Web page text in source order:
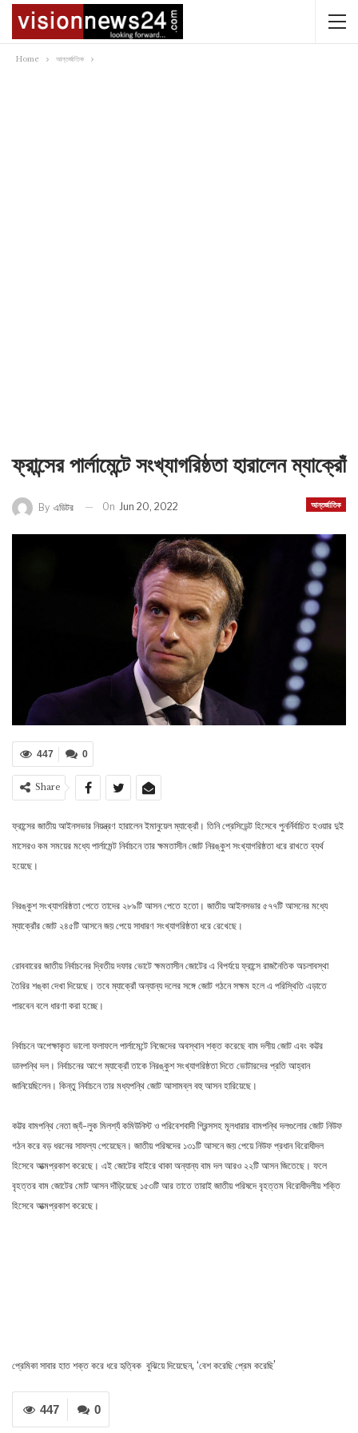
Home আন্তর্জাতিক
ফ্রান্সের পার্লামেন্টে সংখ্যাগরিষ্ঠতা হারালেন ম্যাক্রোঁ
আন্তর্জাতিক
By এডিটর On Jun 20, 2022
0
447
Share
ফ্রান্সের জাতীয় আইনসভার নিয়ন্ত্রণ হারালেন ইমানুয়েল ম্যাক্রোঁ। তিনি প্রেসিডেন্ট হিসেবে পুনর্নির্বাচিত হওয়ার দুই
মাসেরও কম সময়ের মধ্যে পার্লামেন্ট নির্বাচনে তার ক্ষমতাসীন জোট নিরঙ্কুশ সংখ্যাগরিষ্ঠতা ধরে রাখতে ব্যর্থ
হয়েছে।
নিরঙ্কুশ সংখ্যাগরিষ্ঠতা পেতে তাদের ২৮৯টি আসন পেতে হতো। জাতীয় আইনসভার ৫৭৭টি আসনের মধ্যে
ম্যাক্রোঁর জোট ২৪৫টি আসনে জয় পেয়ে সাধারণ সংখ্যাগরিষ্ঠতা ধরে রেখেছে।
রোববারের জাতীয় নির্বাচনের দ্বিতীয় দফার ভোটে ক্ষমতাসীন জোটের এ বিপর্যয়ে ফ্রান্সে রাজনৈতিক অচলাবস্থা
তৈরির শঙ্কা দেখা দিয়েছে। তবে ম্যাক্রোঁ অন্যান্য দলের সঙ্গে জোট গঠনে সক্ষম হলে এ পরিস্থিতি এড়াতে
পারবেন বলে ধারণা করা হচ্ছে।
নির্বাচনে অপেক্ষাকৃত ভালো ফলাফলে পার্লামেন্টে নিজেদের অবস্থান শক্ত করেছে বাম দলীয় জোট এবং কট্টর
ডানপন্থি দল। নির্বাচনের আগে ম্যাক্রোঁ তাকে নিরঙ্কুশ সংখ্যাগরিষ্ঠতা দিতে ভোটারদের প্রতি আহ্বান
জানিয়েছিলেন। কিন্তু নির্বাচনে তার মধ্যপন্থি জোট আসামব্ল বহু আসন হারিয়েছে।
কট্টর বামপন্থি নেতা জ্যঁ-লুক মিলশ্যঁ কমিউনিস্ট ও পরিবেশবাদী গ্রিন্সসহ মূলধারার বামপন্থি দলগুলোর জোট নিউফ
গঠন করে বড় ধরনের সাফল্য পেয়েছেন। জাতীয় পরিষদের ১৩১টি আসনে জয় পেয়ে নিউফ প্রধান বিরোধীদল
হিসেবে আত্মপ্রকাশ করেছে। এই জোটের বাইরে থাকা অন্যান্য বাম দল আরও ২২টি আসন জিতেছে। ফলে
বৃহত্তর বাম জোটের মোট আসন দাঁড়িয়েছে ১৫৩টি আর তাতে তারাই জাতীয় পরিষদে বৃহত্তম বিরোধীদলীয় শক্তি
হিসেবে আত্মপ্রকাশ করেছে।
প্রেমিকা সাবার হাত শক্ত করে ধরে হৃত্বিক বুঝিয়ে দিয়েছেন, ‘বেশ করেছি প্রেম করেছি’
0
447